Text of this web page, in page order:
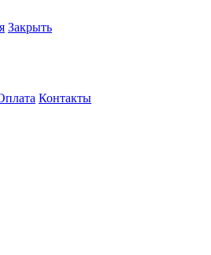
Закрыть
Контакты